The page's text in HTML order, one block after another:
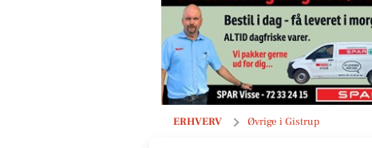
ERHVERV Øvrige i Gistrup
ABK Ejendomme ApS